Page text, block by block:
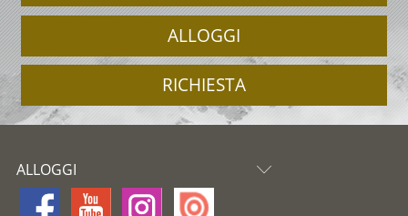
ALLOGGI
RICHIESTA
ALLOGGI